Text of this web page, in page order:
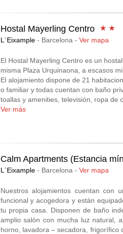
Hostal Mayerling Centro ★ ★
L`Eixample- Barcelona - Ver mapa
El Hostal Mayerling Centro es un
misma Plaza Urquinaona, a escasos
El alojamiento dispone de 21
o familiar y todas cuentan con baño
toallas y amenities, televisión, ropa de
Además, el hostal dispone de
La excelente ubicación del Hostal
Ver más
Calm Apartments (Estancia
L`Eixample- Barcelona - Ver mapa
Nuestros alojamientos cuentan con
funcional y acogedora y están
tu propia casa. Disponen de baño
amplio salón con mucha luz natural,
horno, lavadora – secadora, frigorífico